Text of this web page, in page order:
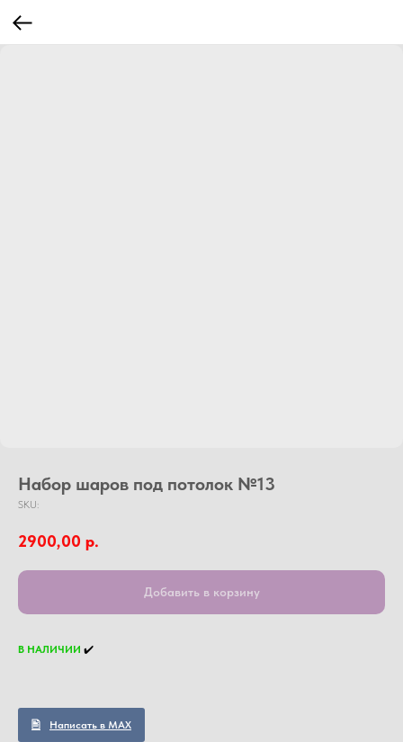
Набор шаров под потолок №13
SKU:
2900,00 р.
Добавить в корзину
В НАЛИЧИИ ✔️
Написать в MAX